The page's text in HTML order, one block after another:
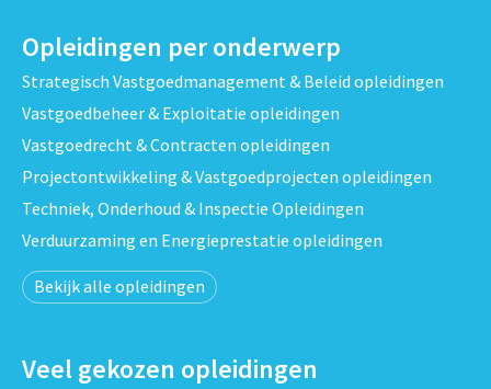
Opleidingen per onderwerp
Strategisch Vastgoedmanagement & Beleid opleidingen
Vastgoedbeheer & Exploitatie opleidingen
Vastgoedrecht & Contracten opleidingen
Projectontwikkeling & Vastgoedprojecten opleidingen
Techniek, Onderhoud & Inspectie Opleidingen
Verduurzaming en Energieprestatie opleidingen
Bekijk alle opleidingen
Veel gekozen opleidingen